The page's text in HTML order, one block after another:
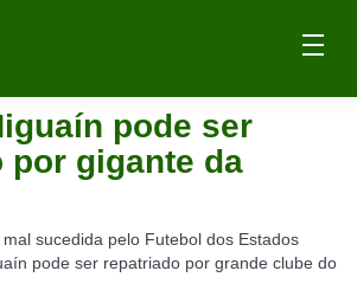
pode ser
por gigante da
sucedida pelo Futebol dos Estados
pode ser repatriado por grande clube do